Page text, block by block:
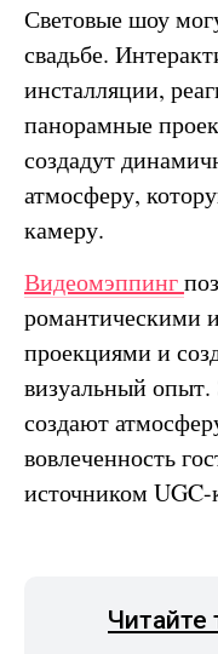
Световые шоу
свадьбе.
инсталляции,
панорамные
создадут
атмосферу,
камеру.
Видеомэппинг
романтическими
проекциями и
визуальный опыт.
создают
вовлеченность
источником UGC-
Читайте